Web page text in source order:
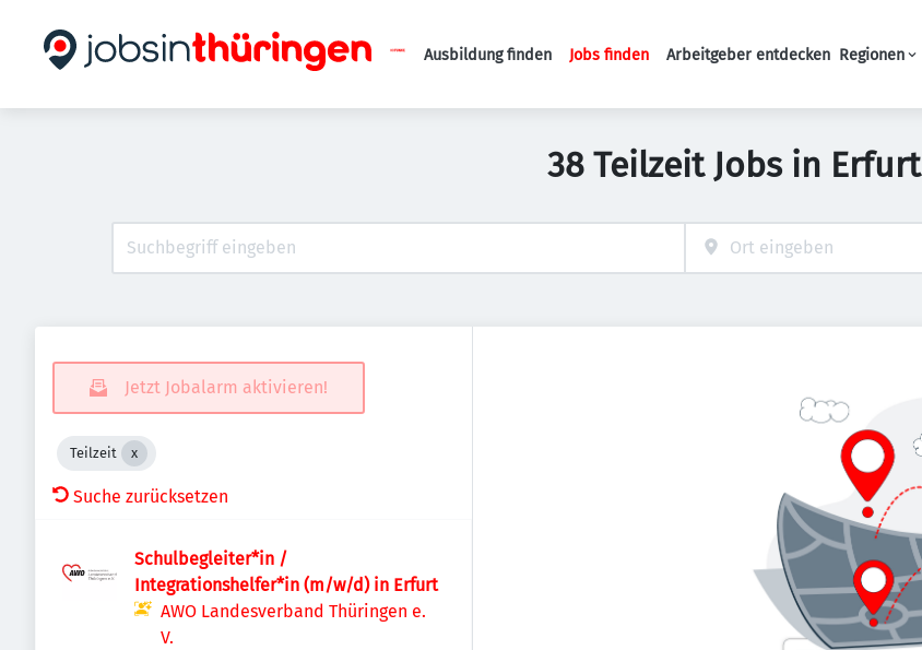
Haupt-Navigation
Ausbildung finden Jobs finden Arbeitgeber entdecken Regionen
38 Teilzeit Jobs in Erfurt
Jetzt Jobalarm aktivieren!
Teilzeit
Suche zurücksetzen
Schulbegleiter*in /
Integrationshelfer*in (m/w/d) in Erfurt
AWO Landesverband Thüringen e.
V.